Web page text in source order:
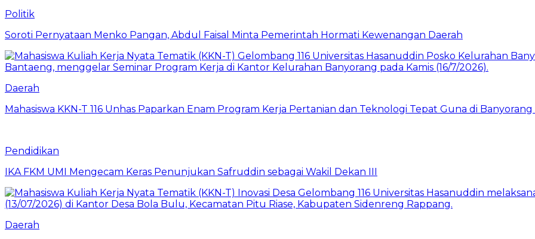
Politik
Soroti Pernyataan Menko Pangan, Abdul Faisal Minta Pemerintah Hormati Kewenangan Daerah
Daerah
Mahasiswa KKN-T 116 Unhas Paparkan Enam Program Kerja Pertanian dan Teknologi Tepat Guna di Banyorang
Pendidikan
IKA FKM UMI Mengecam Keras Penunjukan Safruddin sebagai Wakil Dekan III
Daerah